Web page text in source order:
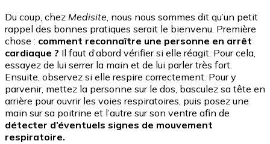
Du coup, chez Medisite, nous nous sommes dit qu’un petit
rappel des bonnes pratiques serait le bienvenu. Première
chose : comment reconnaître une personne en arrêt
cardiaque ? Il faut d’abord vérifier si elle réagit. Pour cela,
essayez de lui serrer la main et de lui parler très fort.
Ensuite, observez si elle respire correctement. Pour y
parvenir, mettez la personne sur le dos, basculez sa tête en
arrière pour ouvrir les voies respiratoires, puis posez une
main sur sa poitrine et l’autre sur son ventre afin de
détecter d’éventuels signes de mouvement
respiratoire.